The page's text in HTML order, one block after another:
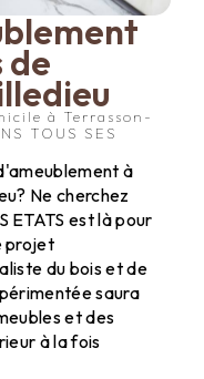
de
à Terrasson-
TOUS SES
à
Ne cherchez
ETATS est là pour
projet
du bois et de
saura
et des
à la fois